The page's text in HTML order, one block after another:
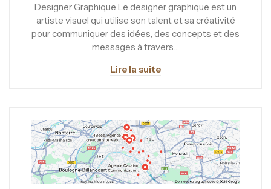
Designer Graphique Le designer graphique est un
artiste visuel qui utilise son talent et sa créativité
pour communiquer des idées, des concepts et des
messages à travers…
Lire la suite